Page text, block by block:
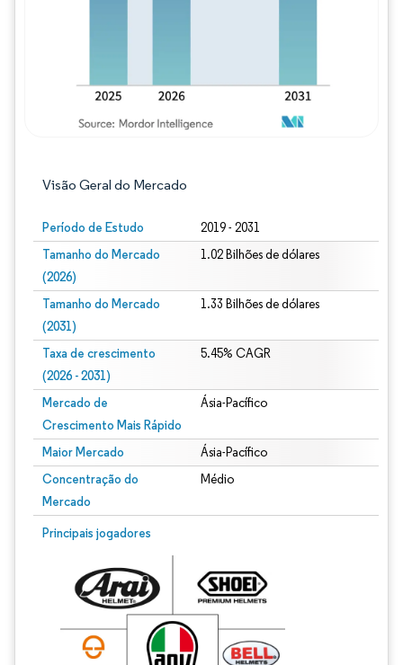
Visão Geral do Mercado
Período de Estudo 2019 - 2031
Tamanho do Mercado
(2026)
1.02 Bilhões de dólares
Tamanho do Mercado
(2031)
1.33 Bilhões de dólares
Taxa de crescimento
(2026 - 2031)
5.45% CAGR
Mercado de
Crescimento Mais Rápido
Ásia-Pacífico
Maior Mercado Ásia-Pacífico
Concentração do
Mercado
Médio
Principais jogadores
Imagem © Mordor Intelligence. O reuso requer atribuição conforme CC BY 4.0.